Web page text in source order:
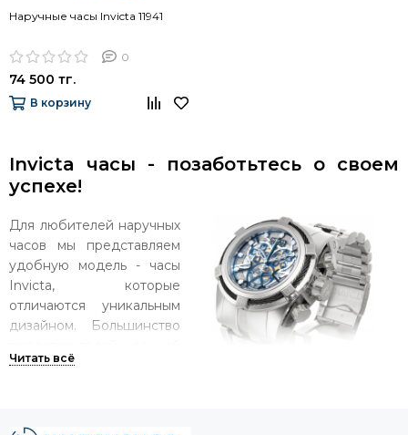
Наручные часы Invicta 11941
0
74 500 тг.
В корзину
Invicta часы - позаботьтесь о своем
успехе!
Для любителей наручных
часов мы представляем
удобную модель - часы
Invicta, которые
отличаются уникальным
дизайном. Большинство
линейки имеют
для деловых людей.